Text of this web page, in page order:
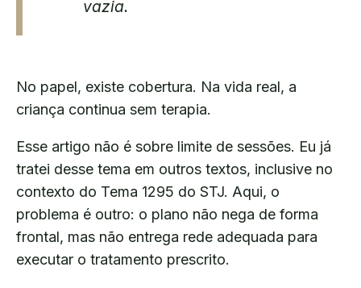
vazia.
No papel, existe cobertura. Na vida real, a
criança continua sem terapia.
Esse artigo não é sobre limite de sessões. Eu já
tratei desse tema em outros textos, inclusive no
contexto do Tema 1295 do STJ. Aqui, o
problema é outro: o plano não nega de forma
frontal, mas não entrega rede adequada para
executar o tratamento prescrito.